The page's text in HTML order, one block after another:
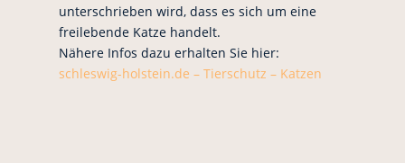
unterschrieben wird, dass es sich um eine
freilebende Katze handelt.
Nähere Infos dazu erhalten Sie hier:
schleswig-holstein.de – Tierschutz – Katzen